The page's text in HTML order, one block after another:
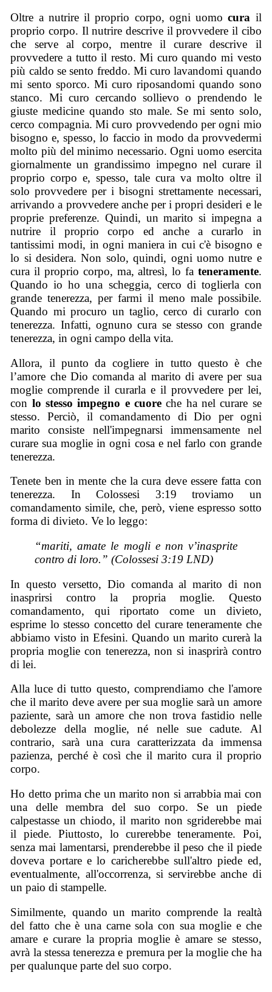
Oltre a nutrire il proprio corpo, ogni uomocura il
proprio corpo. Il nutrire descrive il provvedere il cibo
che serve al corpo, mentre il curare descrive il
provvedere a tutto il resto. Mi curo quando mi vesto
più caldo se sento freddo. Mi curo lavandomi quando
mi sento sporco. Mi curo riposandomi quando sono
stanco. Mi curo cercando sollievo o prendendo le
giuste medicine quando sto male. Se mi sento solo,
cerco compagnia. Mi curo provvedendo per ogni mio
bisogno e, spesso, lo faccio in modo da provvedermi
molto più del minimo necessario. Ogni uomo esercita
giornalmente un grandissimo impegno nel curare il
proprio corpo e, spesso, tale cura va molto oltre il
solo provvedere per i bisogni strettamente necessari,
arrivando a provvedere anche per i propri desideri e le
proprie preferenze. Quindi, un marito si impegna a
nutrire il proprio corpo ed anche a curarlo in
tantissimi modi, in ogni maniera in cui c'è bisogno e
lo si desidera. Non solo, quindi, ogni uomo nutre e
cura il proprio corpo, ma, altresì, lo fa teneramente.
Quando io ho una scheggia, cerco di toglierla con
grande tenerezza, per farmi il meno male possibile.
Quando mi procuro un taglio, cerco di curarlo con
tenerezza. Infatti, ognuno cura se stesso con grande
tenerezza, in ogni campo della vita.
Allora, il punto da cogliere in tutto questo è che
l’amore che Dio comanda al marito di avere per sua
moglie comprende il curarla e il provvedere per lei,
con lo stesso impegno e cuore che ha nel curare se
stesso. Perciò, il comandamento di Dio per ogni
marito consiste nell'impegnarsi immensamente nel
curare sua moglie in ogni cosa e nel farlo con grande
tenerezza.
Tenete ben in mente che la cura deve essere fatta con
tenerezza. In Colossesi 3:19 troviamo un
comandamento simile, che, però, viene espresso sotto
forma di divieto. Ve lo leggo:
“mariti, amate le mogli e non v’inasprite
contro di loro.” (Colossesi 3:19 LND)
In questo versetto, Dio comanda al marito di non
inasprirsi contro la propria moglie. Questo
comandamento, qui riportato come un divieto,
esprime lo stesso concetto del curare teneramente che
abbiamo visto in Efesini. Quando un marito curerà la
propria moglie con tenerezza, non si inasprirà contro
di lei.
Alla luce di tutto questo, comprendiamo che l'amore
che il marito deve avere per sua moglie sarà un amore
paziente, sarà un amore che non trova fastidio nelle
debolezze della moglie, né nelle sue cadute. Al
contrario, sarà una cura caratterizzata da immensa
pazienza, perché è così che il marito cura il proprio
corpo.
Ho detto prima che un marito non si arrabbia mai con
una delle membra del suo corpo. Se un piede
calpestasse un chiodo, il marito non sgriderebbe mai
il piede. Piuttosto, lo curerebbe teneramente. Poi,
senza mai lamentarsi, prenderebbe il peso che il piede
doveva portare e lo caricherebbe sull'altro piede ed,
eventualmente, all'occorrenza, si servirebbe anche di
un paio di stampelle.
Similmente, quando un marito comprende la realtà
del fatto che è una carne sola con sua moglie e che
amare e curare la propria moglie è amare se stesso,
avrà la stessa tenerezza e premura per la moglie che ha
per qualunque parte del suo corpo.